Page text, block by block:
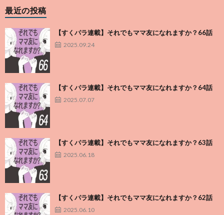
最近の投稿
【すくパラ連載】それでもママ友になれますか？66話
2025.09.24
【すくパラ連載】それでもママ友になれますか？64話
2025.07.07
【すくパラ連載】それでもママ友になれますか？63話
2025.06.18
【すくパラ連載】それでもママ友になれますか？62話
2025.06.10